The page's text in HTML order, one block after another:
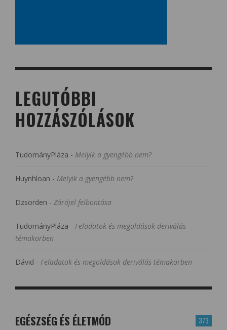
LEGUTÓBBI
HOZZÁSZÓLÁSOK
TudományPláza - Melyik a gyengébb nem?
Huynhloan - Melyik a gyengébb nem?
Dzsorden - Zárójel felbontása
TudományPláza - Feladatok és megoldások deriválás
témakörben
Dávid - Feladatok és megoldások deriválás témakörben
373
EGÉSZSÉG ÉS ÉLETMÓD